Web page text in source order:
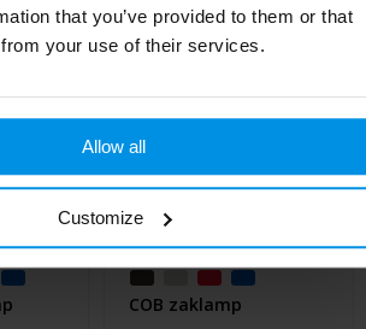
that you’ve provided to them or that
your use of their services.
Allow all
Customize
COB zaklamp